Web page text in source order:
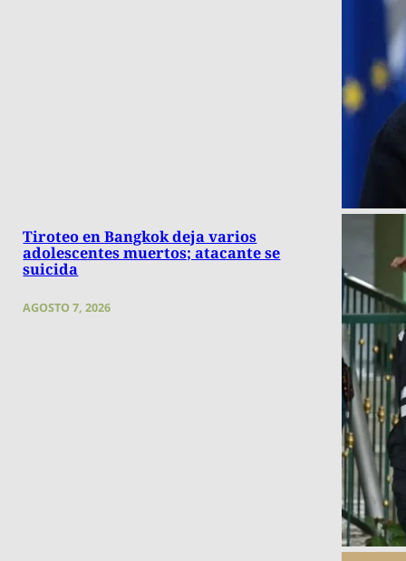
Tiroteo en Bangkok deja varios
adolescentes muertos; atacante se
suicida
AGOSTO 7, 2026